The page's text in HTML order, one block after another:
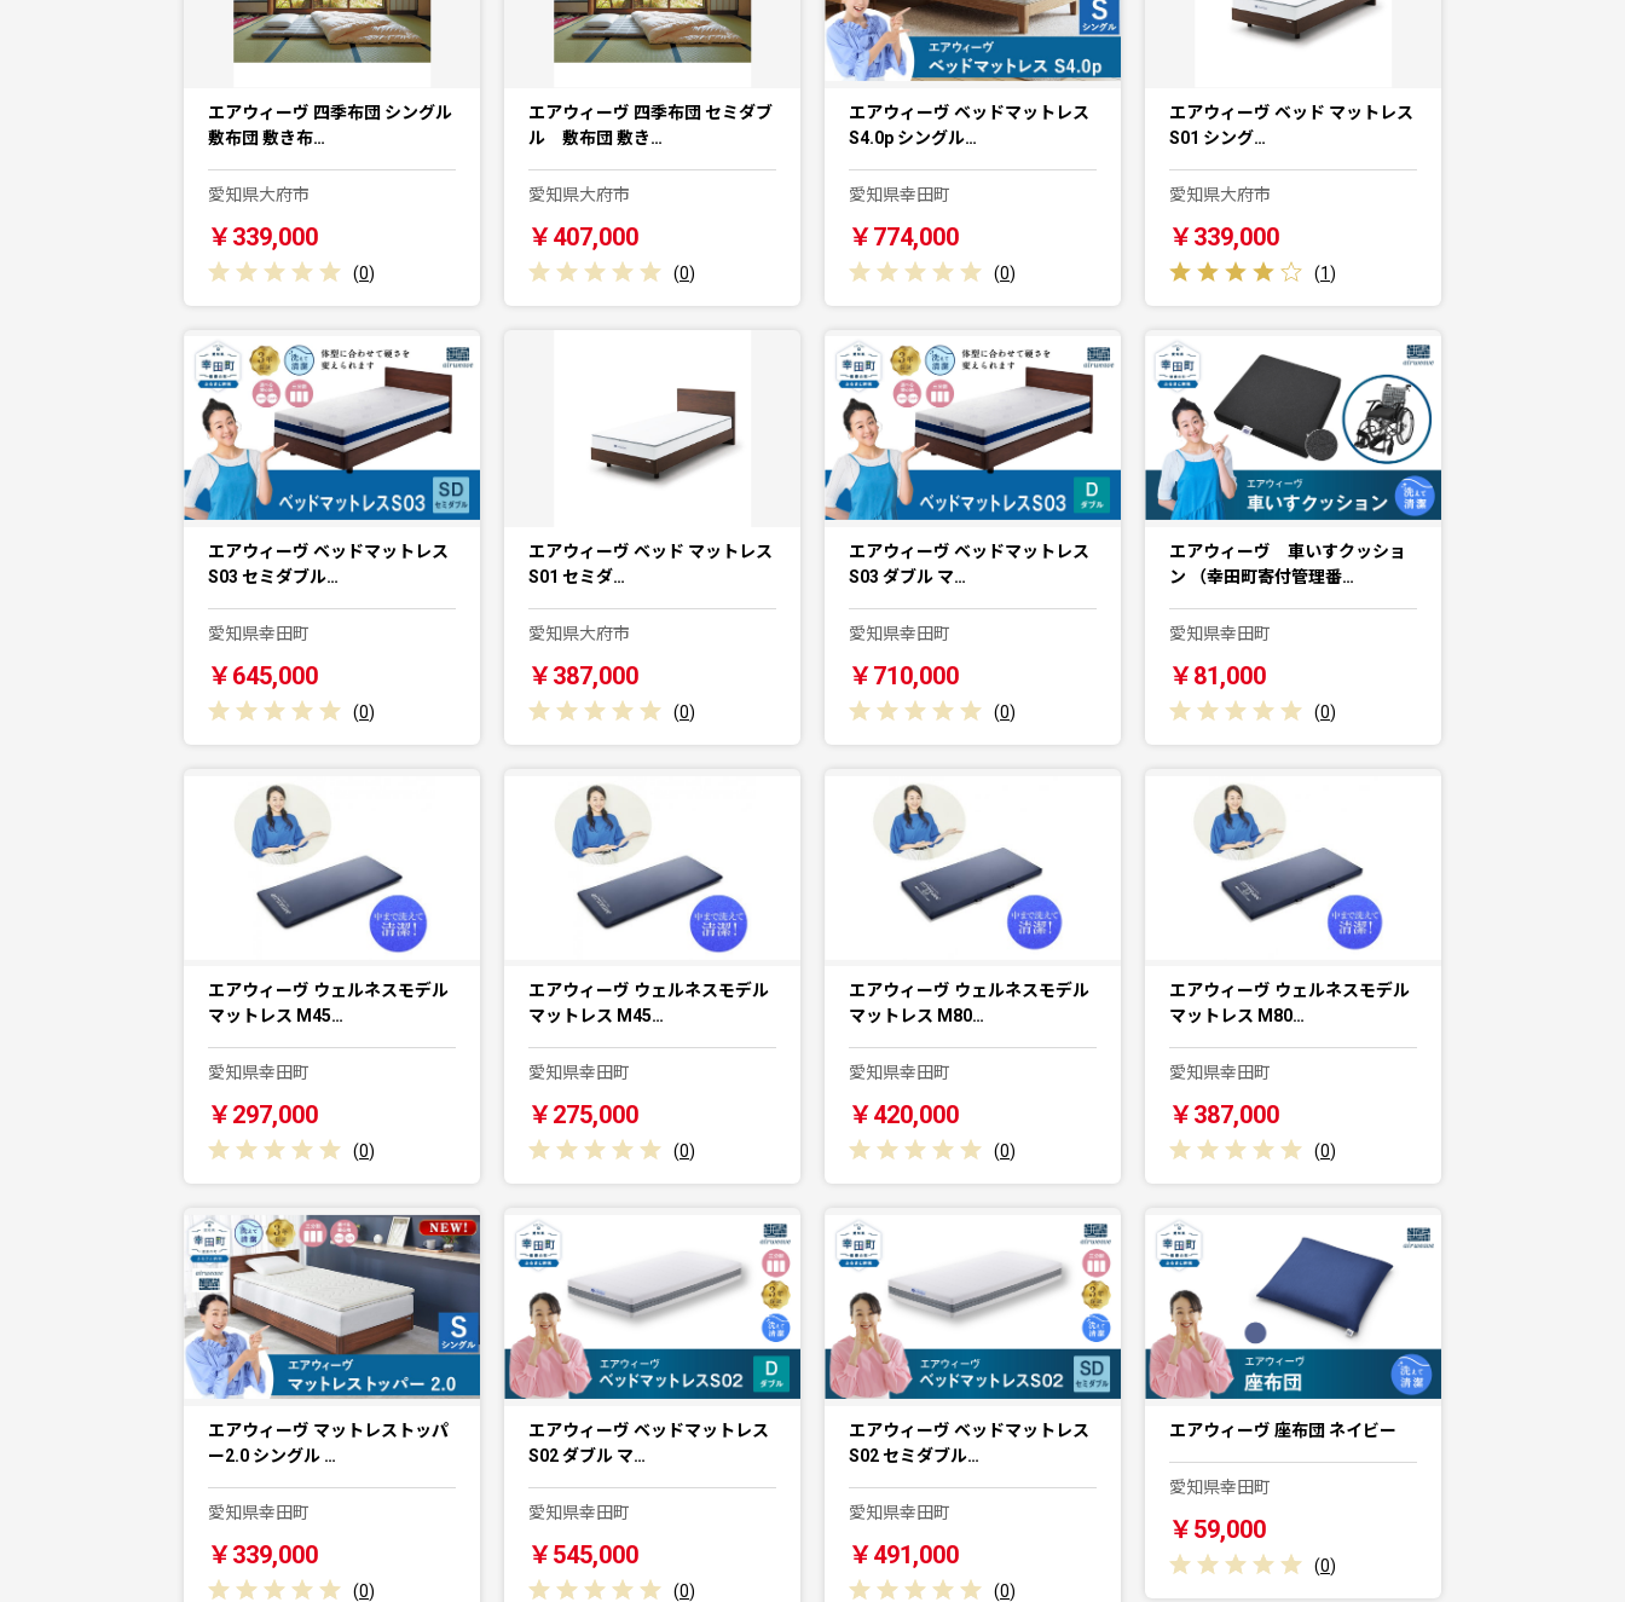
エアウィーヴ 四季布団 シングル
敷布団 敷き布…
愛知県大府市
￥339,000
(0)
エアウィーヴ 四季布団 セミダブ
ル 敷布団 敷き…
愛知県大府市
￥407,000
(0)
エアウィーヴ ベッドマットレス
S4.0p シングル…
愛知県幸田町
￥774,000
(0)
エアウィーヴ ベッド マットレス
S01 シング…
愛知県大府市
￥339,000
(1)
エアウィーヴ ベッドマットレス
S03 セミダブル…
愛知県幸田町
￥645,000
(0)
エアウィーヴ ベッド マットレス
S01 セミダ…
愛知県大府市
￥387,000
(0)
エアウィーヴ ベッドマットレス
S03 ダブル マ…
愛知県幸田町
￥710,000
(0)
エアウィーヴ 車いすクッショ
ン （幸田町寄付管理番…
愛知県幸田町
￥81,000
(0)
エアウィーヴ ウェルネスモデル
マットレス M45…
愛知県幸田町
￥297,000
(0)
エアウィーヴ ウェルネスモデル
マットレス M45…
愛知県幸田町
￥275,000
(0)
エアウィーヴ ウェルネスモデル
マットレス M80…
愛知県幸田町
￥420,000
(0)
エアウィーヴ ウェルネスモデル
マットレス M80…
愛知県幸田町
￥387,000
(0)
エアウィーヴ マットレストッパ
ー2.0 シングル …
愛知県幸田町
￥339,000
(0)
エアウィーヴ ベッドマットレス
S02 ダブル マ…
愛知県幸田町
￥545,000
(0)
エアウィーヴ ベッドマットレス
S02 セミダブル…
愛知県幸田町
￥491,000
(0)
エアウィーヴ 座布団 ネイビー
愛知県幸田町
￥59,000
(0)